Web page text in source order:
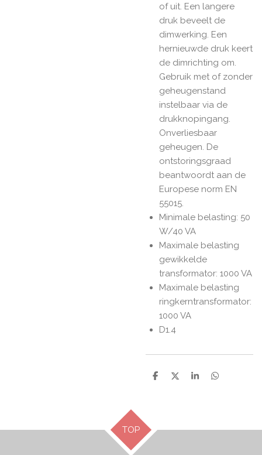
of uit. Een langere
druk beveelt de
dimwerking. Een
hernieuwde druk keert
de dimrichting om.
Gebruik met of zonder
geheugenstand
instelbaar via de
drukknopingang.
Onverliesbaar
geheugen. De
ontstoringsgraad
beantwoordt aan de
Europese norm EN
55015.
Minimale belasting: 50
W/40 VA
Maximale belasting
gewikkelde
transformator: 1000 VA
Maximale belasting
ringkerntransformator:
1000 VA
D1.4
D
D
S
D
TOP